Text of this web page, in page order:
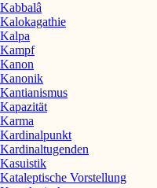
Kabbalâ
Kalokagathie
Kalpa
Kampf
Kanon
Kanonik
Kantianismus
Kapazität
Karma
Kardinalpunkt
Kardinaltugenden
Kasuistik
Kataleptische Vorstellung